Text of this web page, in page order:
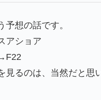
想の話です。
アショア
るのは、当然だと思